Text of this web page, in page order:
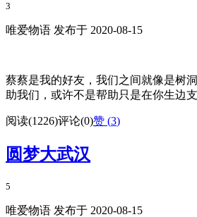
3
唯爱物语 发布于 2020-08-15
蔡蔡是我的好友，我们之间就像是树
助我们，或许不是帮助只是在你生边
阅读(1226)评论(0)赞 (3)
圆梦大武汉
5
唯爱物语 发布于 2020-08-15